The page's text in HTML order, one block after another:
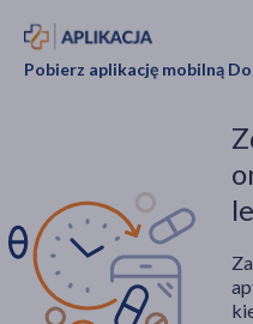
Pobierz aplikację mobilną